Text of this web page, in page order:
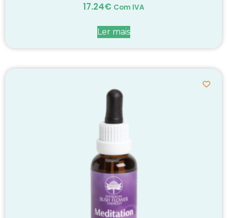
17.24€ Com IVA
Ler mais